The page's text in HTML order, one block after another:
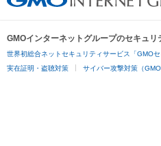
GMOインターネットグループのセキュリ
世界初総合ネットセキュリティサービス「GMOセ
実在証明・盗聴対策 サイバー攻撃対策（